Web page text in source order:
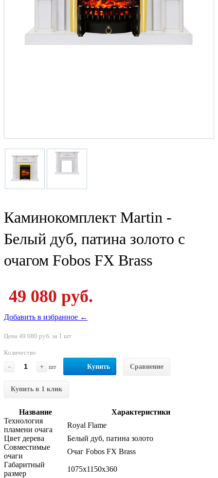
Каминокомплект Martin -
Белый дуб, патина золото с
очагом Fobos FX Brass
49 080 руб.
Добавить в избранное ←
Цена 49 080 руб. за 1 шт
Количество
-
+ шт Купить Сравнение
Купить в 1 клик
Название
Характеристики
Технология
пламени очага
Royal Flame
Цвет дерева
Белый дуб, патина золото
Совместимые
очаги
Очаг Fobos FX Brass
Габаритный
размер
1075x1150x360